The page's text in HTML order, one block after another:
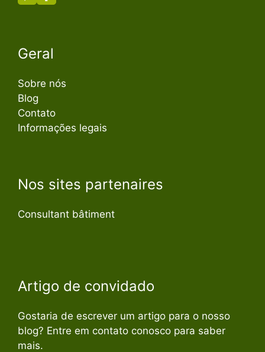
Geral
Sobre nós
Blog
Contato
Informações legais
Nos sites partenaires
Consultant bâtiment
Artigo de convidado
Gostaria de escrever um artigo para o nosso
blog? Entre em contato conosco para saber
mais.